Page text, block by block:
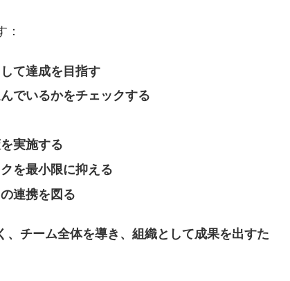
て達成を目指す
でいるかをチェックする
実施する
を最小限に抑える
連携を図る
チーム全体を導き、組織として成果を出すた